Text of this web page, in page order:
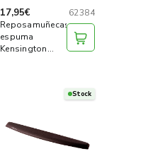
17,95€
62384
Reposamuñecas
espuma
Kensington
Stock